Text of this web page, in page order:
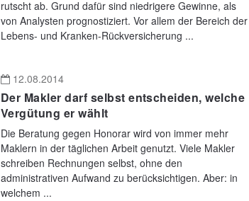
rutscht ab. Grund dafür sind niedrigere Gewinne, als
von Analysten prognostiziert. Vor allem der Bereich der
Lebens- und Kranken-Rückversicherung ...
12.08.2014
Der Makler darf selbst entscheiden, welche
Vergütung er wählt
Die Beratung gegen Honorar wird von immer mehr
Maklern in der täglichen Arbeit genutzt. Viele Makler
schreiben Rechnungen selbst, ohne den
administrativen Aufwand zu berücksichtigen. Aber: in
welchem ...